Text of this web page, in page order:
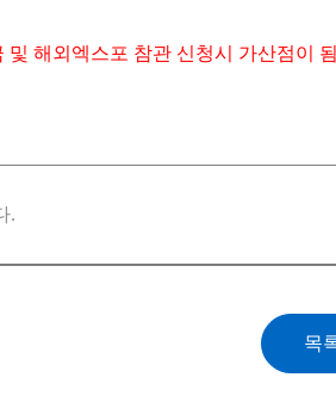
해외엑스포 참관 신청시 가산점이
.